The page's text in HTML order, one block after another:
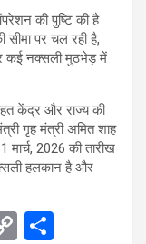
की पुष्टि की है
सीमा पर चल रही है,
कई नक्सली मुठभेड़ में
केंद्र और राज्य की
गृह मंत्री अमित शाह
2026 की तारीख
हलकान है और
C